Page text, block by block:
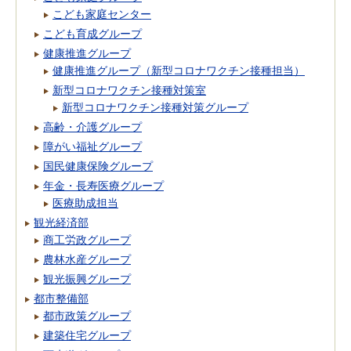
こども家庭センター
こども育成グループ
健康推進グループ
健康推進グループ（新型コロナワクチン接種担当）
新型コロナワクチン接種対策室
新型コロナワクチン接種対策グループ
高齢・介護グループ
障がい福祉グループ
国民健康保険グループ
年金・長寿医療グループ
医療助成担当
観光経済部
商工労政グループ
農林水産グループ
観光振興グループ
都市整備部
都市政策グループ
建築住宅グループ